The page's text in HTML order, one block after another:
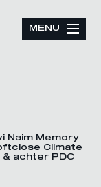
MENU
Naim Memory
Climate
achter PDC